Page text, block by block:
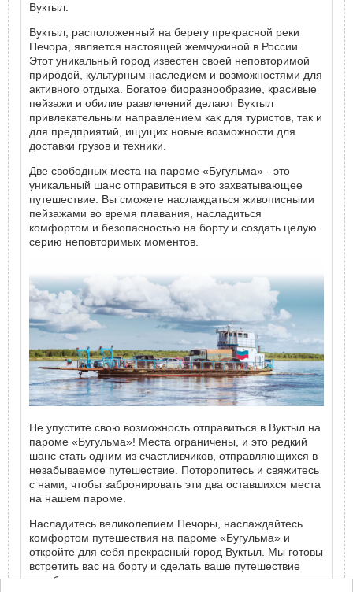
Вуктыл.
Вуктыл, расположенный на берегу прекрасной реки
Печора, является настоящей жемчужиной в России.
Этот уникальный город известен своей неповторимой
природой, культурным наследием и возможностями для
активного отдыха. Богатое биоразнообразие, красивые
пейзажи и обилие развлечений делают Вуктыл
привлекательным направлением как для туристов, так и
для предприятий, ищущих новые возможности для
доставки грузов и техники.
Две свободных места на пароме «Бугульма» - это
уникальный шанс отправиться в это захватывающее
путешествие. Вы сможете наслаждаться живописными
пейзажами во время плавания, насладиться
комфортом и безопасностью на борту и создать целую
серию неповторимых моментов.
Не упустите свою возможность отправиться в Вуктыл на
пароме «Бугульма»! Места ограничены, и это редкий
шанс стать одним из счастливчиков, отправляющихся в
незабываемое путешествие. Поторопитесь и свяжитесь
с нами, чтобы забронировать эти два оставшихся места
на нашем пароме.
Насладитесь великолепием Печоры, наслаждайтесь
комфортом путешествия на пароме «Бугульма» и
откройте для себя прекрасный город Вуктыл. Мы готовы
встретить вас на борту и сделать ваше путешествие
незабываемым.